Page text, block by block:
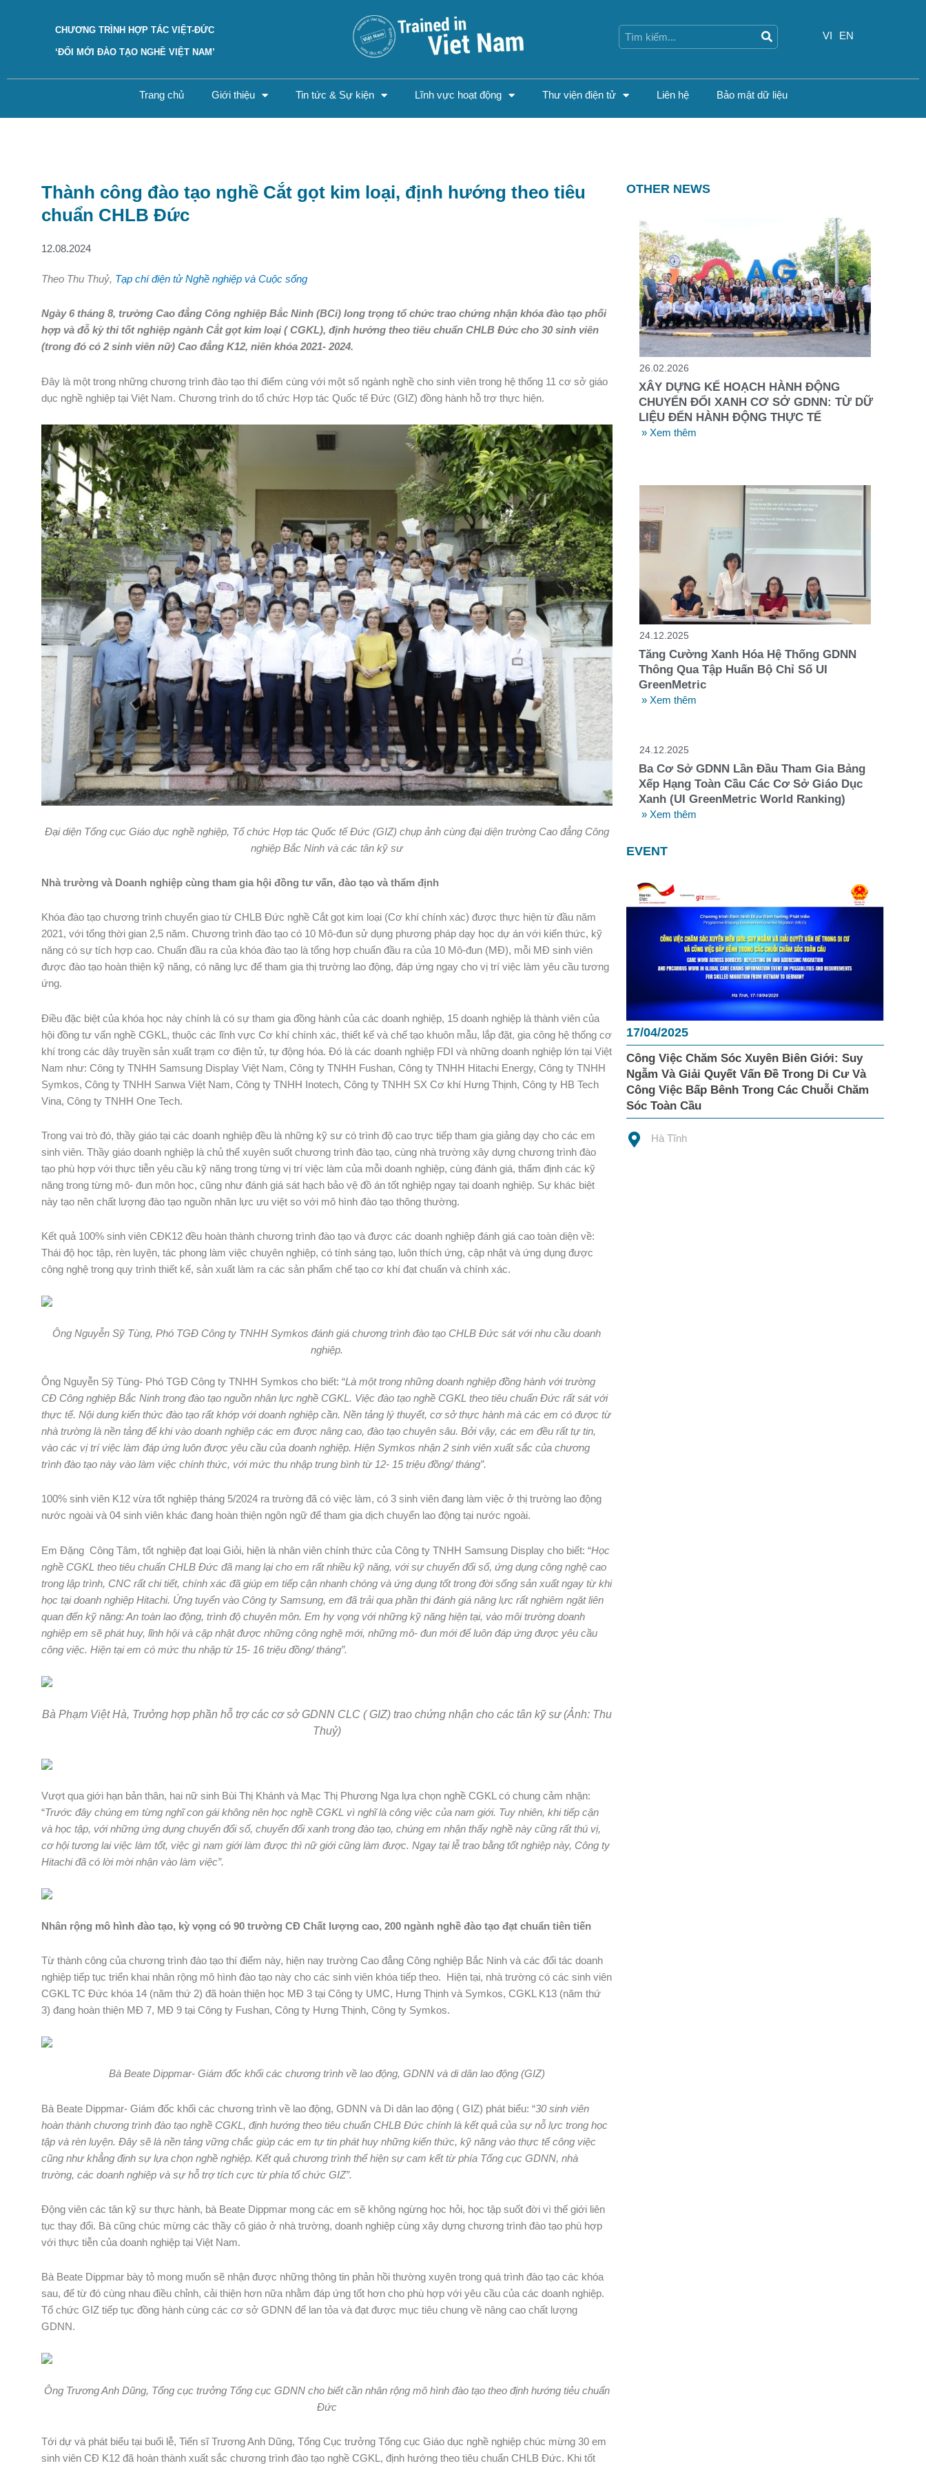
CHƯƠNG TRÌNH HỢP TÁC VIỆT-ĐỨC
‘ĐỔI MỚI ĐÀO TẠO NGHỀ VIỆT NAM’
VI
EN
Trang chủ Giới thiệu Tin tức & Sự kiện Lĩnh vực hoạt động Thư viện điện tử Liên hệ Bảo mật dữ liệu
Thành công đào tạo nghề Cắt gọt kim loại, định hướng theo tiêu
chuẩn CHLB Đức
12.08.2024
Theo Thu Thuỷ, Tạp chí điện tử Nghề nghiệp và Cuộc sống
Ngày 6 tháng 8, trường Cao đẳng Công nghiệp Bắc Ninh (BCi) long trọng tổ chức trao chứng nhận khóa đào tạo phối
hợp và đỗ kỳ thi tốt nghiệp ngành Cắt gọt kim loại ( CGKL), định hướng theo tiêu chuẩn CHLB Đức cho 30 sinh viên
(trong đó có 2 sinh viên nữ) Cao đẳng K12, niên khóa 2021- 2024.
Đây là một trong những chương trình đào tạo thí điểm cùng với một số ngành nghề cho sinh viên trong hệ thống 11 cơ sở giáo
dục nghề nghiệp tại Việt Nam. Chương trình do tổ chức Hợp tác Quốc tế Đức (GIZ) đồng hành hỗ trợ thực hiện.
Đại diện Tổng cục Giáo dục nghề nghiệp, Tổ chức Hợp tác Quốc tế Đức (GIZ) chụp ảnh cùng đại diện trường Cao đẳng Công
nghiệp Bắc Ninh và các tân kỹ sư
Nhà trường và Doanh nghiệp cùng tham gia hội đồng tư vấn, đào tạo và thẩm định
Khóa đào tạo chương trình chuyển giao từ CHLB Đức nghề Cắt gọt kim loại (Cơ khí chính xác) được thực hiện từ đầu năm
2021, với tổng thời gian 2,5 năm. Chương trình đào tạo có 10 Mô-đun sử dụng phương pháp dạy học dự án với kiến thức, kỹ
năng có sự tích hợp cao. Chuẩn đầu ra của khóa đào tạo là tổng hợp chuẩn đầu ra của 10 Mô-đun (MĐ), mỗi MĐ sinh viên
được đào tạo hoàn thiện kỹ năng, có năng lực để tham gia thị trường lao động, đáp ứng ngay cho vị trí việc làm yêu cầu tương
ứng.
Điều đặc biệt của khóa học này chính là có sự tham gia đồng hành của các doanh nghiệp, 15 doanh nghiệp là thành viên của
hội đồng tư vấn nghề CGKL, thuộc các lĩnh vực Cơ khí chính xác, thiết kế và chế tạo khuôn mẫu, lắp đặt, gia công hệ thống cơ
khí trong các dây truyền sản xuất trạm cơ điện tử, tự động hóa. Đó là các doanh nghiệp FDI và những doanh nghiệp lớn tại Việt
Nam như: Công ty TNHH Samsung Display Việt Nam, Công ty TNHH Fushan, Công ty TNHH Hitachi Energy, Công ty TNHH
Symkos, Công ty TNHH Sanwa Việt Nam, Công ty TNHH Inotech, Công ty TNHH SX Cơ khí Hưng Thịnh, Công ty HB Tech
Vina, Công ty TNHH One Tech.
Trong vai trò đó, thầy giáo tại các doanh nghiệp đều là những kỹ sư có trình độ cao trực tiếp tham gia giảng dạy cho các em
sinh viên. Thầy giáo doanh nghiệp là chủ thể xuyên suốt chương trình đào tạo, cùng nhà trường xây dựng chương trình đào
tạo phù hợp với thực tiễn yêu cầu kỹ năng trong từng vị trí việc làm của mỗi doanh nghiệp, cùng đánh giá, thẩm định các kỹ
năng trong từng mô- đun môn học, cũng như đánh giá sát hạch bảo vệ đồ án tốt nghiệp ngay tại doanh nghiệp. Sự khác biệt
này tạo nên chất lượng đào tạo nguồn nhân lực ưu việt so với mô hình đào tạo thông thường.
Kết quả 100% sinh viên CĐK12 đều hoàn thành chương trình đào tạo và được các doanh nghiệp đánh giá cao toàn diện về:
Thái độ học tập, rèn luyện, tác phong làm việc chuyên nghiệp, có tính sáng tạo, luôn thích ứng, cập nhật và ứng dụng được
công nghệ trong quy trình thiết kế, sản xuất làm ra các sản phẩm chế tạo cơ khí đạt chuẩn và chính xác.
Ông Nguyễn Sỹ Tùng, Phó TGĐ Công ty TNHH Symkos đánh giá chương trình đào tạo CHLB Đức sát với nhu cầu doanh
nghiệp.
Ông Nguyễn Sỹ Tùng- Phó TGĐ Công ty TNHH Symkos cho biết: “Là một trong những doanh nghiệp đồng hành với trường
CĐ Công nghiệp Bắc Ninh trong đào tạo nguồn nhân lực nghề CGKL. Việc đào tạo nghề CGKL theo tiêu chuẩn Đức rất sát với
thực tế. Nội dung kiến thức đào tạo rất khớp với doanh nghiệp cần. Nền tảng lý thuyết, cơ sở thực hành mà các em có được từ
nhà trường là nền tảng để khi vào doanh nghiệp các em được nâng cao, đào tạo chuyên sâu. Bởi vậy, các em đều rất tự tin,
vào các vị trí việc làm đáp ứng luôn được yêu cầu của doanh nghiệp. Hiện Symkos nhận 2 sinh viên xuất sắc của chương
trình đào tạo này vào làm việc chính thức, với mức thu nhập trung bình từ 12- 15 triệu đồng/ tháng”.
100% sinh viên K12 vừa tốt nghiệp tháng 5/2024 ra trường đã có việc làm, có 3 sinh viên đang làm việc ở thị trường lao động
nước ngoài và 04 sinh viên khác đang hoàn thiện ngôn ngữ để tham gia dịch chuyển lao động tại nước ngoài.
Em Đặng Công Tâm, tốt nghiệp đạt loại Giỏi, hiện là nhân viên chính thức của Công ty TNHH Samsung Display cho biết: “Học
nghề CGKL theo tiêu chuẩn CHLB Đức đã mang lại cho em rất nhiều kỹ năng, với sự chuyển đổi số, ứng dụng công nghệ cao
trong lập trình, CNC rất chi tiết, chính xác đã giúp em tiếp cận nhanh chóng và ứng dụng tốt trong đời sống sản xuất ngay từ khi
học tại doanh nghiệp Hitachi. Ứng tuyển vào Công ty Samsung, em đã trải qua phần thi đánh giá năng lực rất nghiêm ngặt liên
quan đến kỹ năng: An toàn lao động, trình độ chuyên môn. Em hy vọng với những kỹ năng hiện tại, vào môi trường doanh
nghiệp em sẽ phát huy, lĩnh hội và cập nhật được những công nghệ mới, những mô- đun mới để luôn đáp ứng được yêu cầu
công việc. Hiện tại em có mức thu nhập từ 15- 16 triệu đồng/ tháng”.
Bà Phạm Việt Hà, Trưởng hợp phần hỗ trợ các cơ sở GDNN CLC ( GIZ) trao chứng nhận cho các tân kỹ sư (Ảnh: Thu
Thuỷ)
Vượt qua giới hạn bản thân, hai nữ sinh Bùi Thị Khánh và Mạc Thị Phương Nga lựa chọn nghề CGKL có chung cảm nhận:
“Trước đây chúng em từng nghĩ con gái không nên học nghề CGKL vì nghĩ là công việc của nam giới. Tuy nhiên, khi tiếp cận
và học tập, với những ứng dụng chuyển đổi số, chuyển đổi xanh trong đào tạo, chúng em nhận thấy nghề này cũng rất thú vị,
cơ hội tương lai việc làm tốt, việc gì nam giới làm được thì nữ giới cũng làm được. Ngay tại lễ trao bằng tốt nghiệp này, Công ty
Hitachi đã có lời mời nhận vào làm việc”.
Nhân rộng mô hình đào tạo, kỳ vọng có 90 trường CĐ Chất lượng cao, 200 ngành nghề đào tạo đạt chuẩn tiên tiến
Từ thành công của chương trình đào tạo thí điểm này, hiện nay trường Cao đẳng Công nghiệp Bắc Ninh và các đối tác doanh
nghiệp tiếp tục triển khai nhân rộng mô hình đào tạo này cho các sinh viên khóa tiếp theo. Hiện tại, nhà trường có các sinh viên
CGKL TC Đức khóa 14 (năm thứ 2) đã hoàn thiện học MĐ 3 tại Công ty UMC, Hưng Thịnh và Symkos, CGKL K13 (năm thứ
3) đang hoàn thiện MĐ 7, MĐ 9 tại Công ty Fushan, Công ty Hưng Thịnh, Công ty Symkos.
Bà Beate Dippmar- Giám đốc khối các chương trình về lao động, GDNN và di dân lao động (GIZ)
Bà Beate Dippmar- Giám đốc khối các chương trình về lao động, GDNN và Di dân lao động ( GIZ) phát biểu: “30 sinh viên
hoàn thành chương trình đào tạo nghề CGKL, định hướng theo tiêu chuẩn CHLB Đức chính là kết quả của sự nỗ lực trong học
tập và rèn luyện. Đây sẽ là nền tảng vững chắc giúp các em tự tin phát huy những kiến thức, kỹ năng vào thực tế công việc
cũng như khẳng định sự lựa chọn nghề nghiệp. Kết quả chương trình thể hiện sự cam kết từ phía Tổng cục GDNN, nhà
trường, các doanh nghiệp và sự hỗ trợ tích cực từ phía tổ chức GIZ”.
Động viên các tân kỹ sư thực hành, bà Beate Dippmar mong các em sẽ không ngừng học hỏi, học tập suốt đời vì thế giới liên
tục thay đổi. Bà cũng chúc mừng các thầy cô giáo ở nhà trường, doanh nghiệp cùng xây dựng chương trình đào tạo phù hợp
với thực tiễn của doanh nghiệp tại Việt Nam.
Bà Beate Dippmar bày tỏ mong muốn sẽ nhận được những thông tin phản hồi thường xuyên trong quá trình đào tạo các khóa
sau, để từ đó cùng nhau điều chỉnh, cải thiện hơn nữa nhằm đáp ứng tốt hơn cho phù hợp với yêu cầu của các doanh nghiệp.
Tổ chức GIZ tiếp tục đồng hành cùng các cơ sở GDNN để lan tỏa và đạt được mục tiêu chung về nâng cao chất lượng
GDNN.
Ông Trương Anh Dũng, Tổng cục trưởng Tổng cục GDNN cho biết cần nhân rộng mô hình đào tạo theo định hướng tiẻu chuẩn
Đức
Tới dự và phát biểu tại buổi lễ, Tiến sĩ Trương Anh Dũng, Tổng Cục trưởng Tổng cục Giáo dục nghề nghiệp chúc mừng 30 em
sinh viên CĐ K12 đã hoàn thành xuất sắc chương trình đào tạo nghề CGKL, định hướng theo tiêu chuẩn CHLB Đức. Khi tốt
OTHER NEWS
26.02.2026
XÂY DỰNG KẾ HOẠCH HÀNH ĐỘNG
CHUYỂN ĐỔI XANH CƠ SỞ GDNN: TỪ DỮ
LIỆU ĐẾN HÀNH ĐỘNG THỰC TẾ
» Xem thêm
24.12.2025
Tăng Cường Xanh Hóa Hệ Thống GDNN
Thông Qua Tập Huấn Bộ Chỉ Số UI
GreenMetric
» Xem thêm
24.12.2025
Ba Cơ Sở GDNN Lần Đầu Tham Gia Bảng
Xếp Hạng Toàn Cầu Các Cơ Sở Giáo Dục
Xanh (UI GreenMetric World Ranking)
» Xem thêm
EVENT
17/04/2025
Công Việc Chăm Sóc Xuyên Biên Giới: Suy
Ngẫm Và Giải Quyết Vấn Đề Trong Di Cư Và
Công Việc Bấp Bênh Trong Các Chuỗi Chăm
Sóc Toàn Cầu
Hà Tĩnh